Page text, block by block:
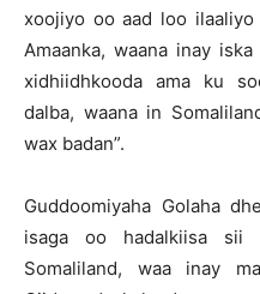
xoojiyo oo aad loo ilaaliyo
Amaanka, waana inay
xidhiidhkooda ama ku
dalba, waana in
wax badan”.
Guddoomiyaha Golaha
isaga oo hadalkiisa sii
Somaliland, waa inay